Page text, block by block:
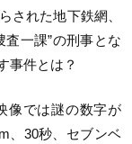
された地下鉄網、
一課”の刑事とな
事件とは？
像では謎の数字が
、30秒、セブンベ